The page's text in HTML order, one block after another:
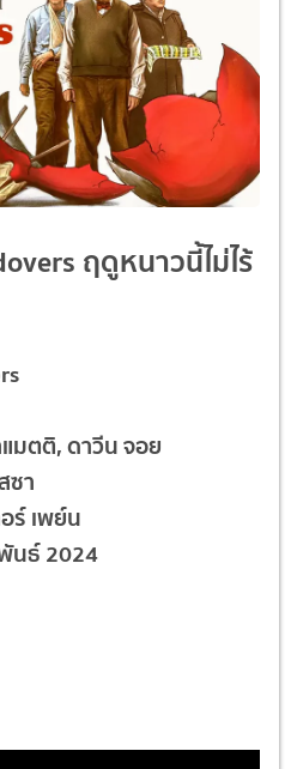
ฤดูหนาวนี้ไม่ไร้
มตติ, ดาวีน จอย
ซา
ร์ เพย์น
นธ์ 2024